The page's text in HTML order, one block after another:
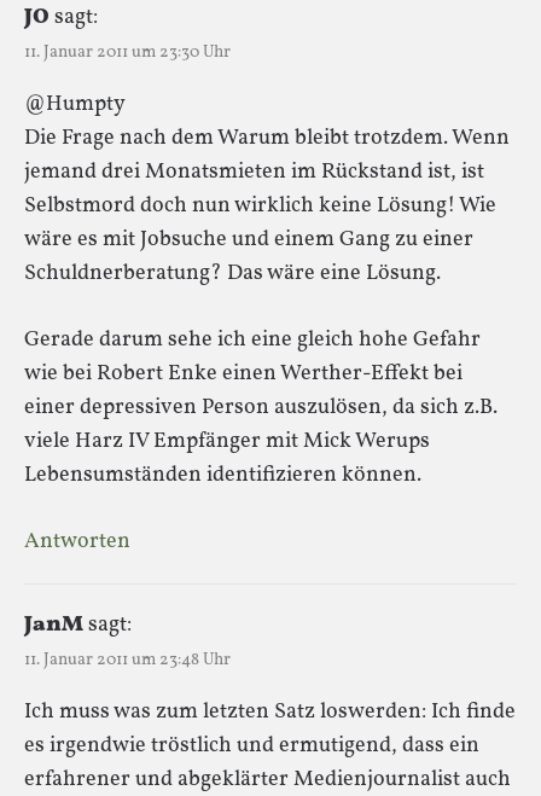
JO sagt:
11. Januar 2011 um 23:30 Uhr
@Humpty
Die Frage nach dem Warum bleibt trotzdem. Wenn
jemand drei Monatsmieten im Rückstand ist, ist
Selbstmord doch nun wirklich keine Lösung! Wie
wäre es mit Jobsuche und einem Gang zu einer
Schuldnerberatung? Das wäre eine Lösung.
Gerade darum sehe ich eine gleich hohe Gefahr
wie bei Robert Enke einen Werther-Effekt bei
einer depressiven Person auszulösen, da sich z.B.
viele Harz IV Empfänger mit Mick Werups
Lebensumständen identifizieren können.
Antworten
JanMsagt:
11. Januar 2011 um 23:48 Uhr
Ich muss was zum letzten Satz loswerden: Ich finde
es irgendwie tröstlich und ermutigend, dass ein
erfahrener und abgeklärter Medienjournalist auch